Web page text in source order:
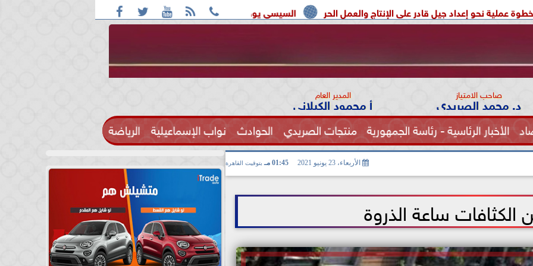
     ترامب مجلس السلام العالمي ينزع سلاح حماس السيسي يوحد السودان و ليبيا و اليمن جيل قادر على الإنتاج والعمل الحر
صاحب الامتياز
د. محمد الصريدي المدير العام
أ محمود الكيلاني
الأخبار الرئاسية - رئاسة الجمهورية منتجات الصريدي الحوادث نواب الإسماعيلية الرياضة
الصحة الأربعاء، 23 يونيو 2021 01:45 مـ بتوقيت القاهرة
ساعة الذروة